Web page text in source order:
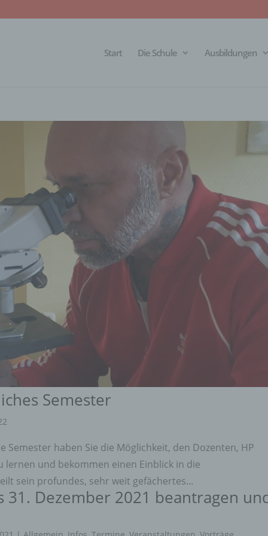
Start Die Schule Ausbildungen
Semester
haben Sie die Möglichkeit, den Dozenten, HP
lernen und bekommen einen Einblick in die
sein profundes, sehr weit gefächertes...
31. Dezember 2021 beantragen